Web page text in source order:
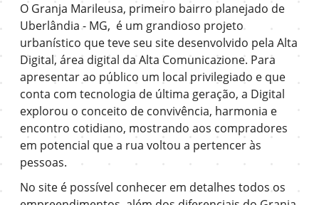
O Granja Marileusa, primeiro bairro planejado de
Uberlândia - MG, é um grandioso projeto
urbanístico que teve seu site desenvolvido pela Alta
Digital, área digital da Alta Comunicazione. Para
apresentar ao público um local privilegiado e que
conta com tecnologia de última geração, a Digital
explorou o conceito de convivência, harmonia e
encontro cotidiano, mostrando aos compradores
em potencial que a rua voltou a pertencer às
pessoas.
No site é possível conhecer em detalhes todos os